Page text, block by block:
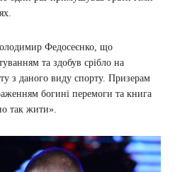
Федосеєнко, що
та здобув срібло на
з даного виду спорту. Призерам
богині перемоги та книга
так жити».